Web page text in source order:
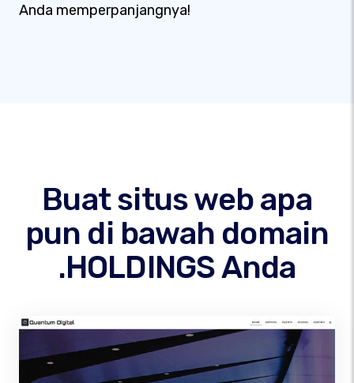
Anda memperpanjangnya!
Buat situs web apa
pun di bawah domain
.HOLDINGS Anda